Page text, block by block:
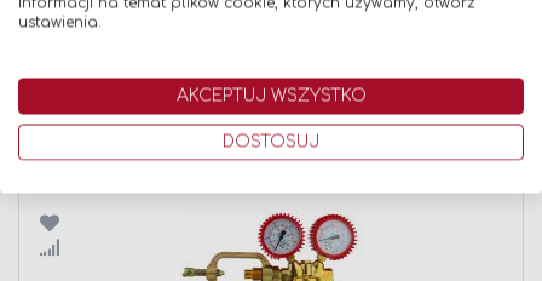
Znaleźliśmy inne produkty, które mogą Cię
Porównaj
ustawienia.
AKCEPTUJ WSZYSTKO
DOSTOSUJ